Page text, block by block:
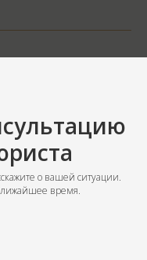
с понятным бюджетом
о вашей ситуации.
время.